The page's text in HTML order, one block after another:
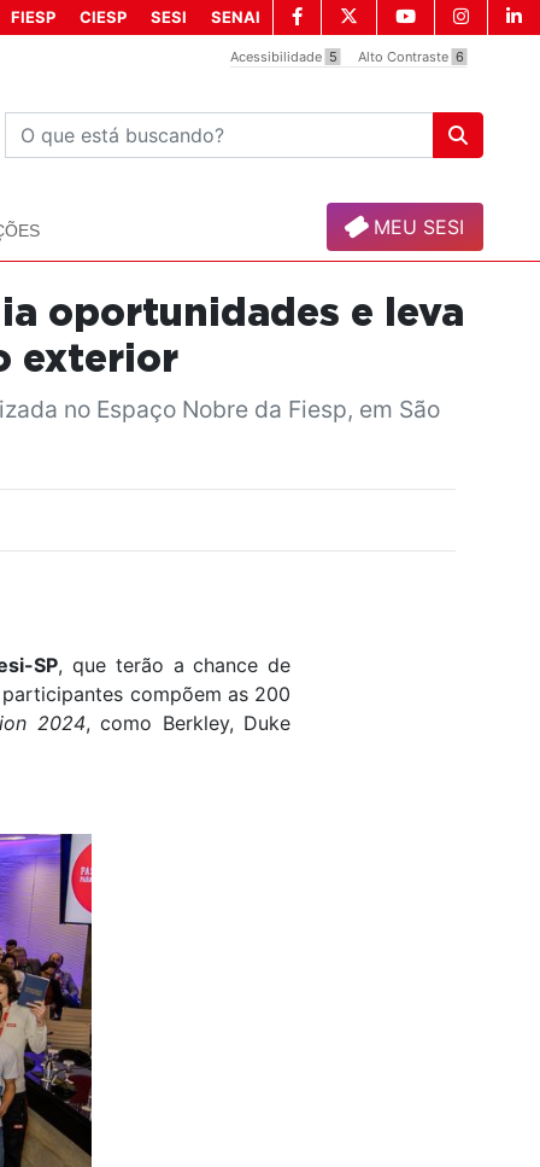
Acessibilidade 5 Alto Contraste 6
FIESP CIESP SESI SENAI
MEU SESI
oportunidades e leva
exterior
no Espaço Nobre da Fiesp, em São
SP, que terão a chance de
compõem as 200
2024, como Berkley, Duke